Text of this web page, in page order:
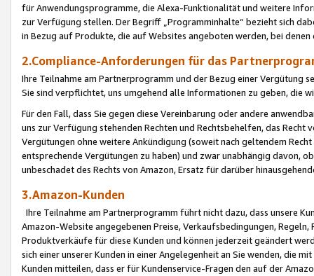
für Anwendungsprogramme, die Alexa-Funktionalität und weitere
zur Verfügung stellen. Der Begriff „Programminhalte“ bezieht sich
in Bezug auf Produkte, die auf Websites angeboten werden, bei
2.Compliance-Anforderungen für das
Ihre Teilnahme am Partnerprogramm und der Bezug einer Vergütung
Sie sind verpflichtet, uns umgehend alle Informationen zu geben, die
Für den Fall, dass Sie gegen diese Vereinbarung oder andere
uns zur Verfügung stehenden Rechten und Rechtsbehelfen, das
Vergütungen ohne weitere Ankündigung (soweit nach geltendem
entsprechende Vergütungen zu haben) und zwar unabhängig davon,
unbeschadet des Rechts von Amazon, Ersatz für darüber
3.Amazon-Kunden
Ihre Teilnahme am Partnerprogramm führt nicht dazu, dass unsere
Amazon-Website angegebenen Preise, Verkaufsbedingungen,
Produktverkäufe für diese Kunden und können jederzeit geändert
sich einer unserer Kunden in einer Angelegenheit an Sie wenden, die
Kunden mitteilen, dass er für Kundenservice-Fragen den auf der